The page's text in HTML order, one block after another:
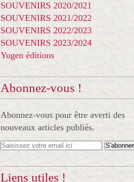
SOUVENIRS 2020/2021
SOUVENIRS 2021/2022
SOUVENIRS 2022/2023
SOUVENIRS 2023/2024
Yugen éditions
Abonnez-vous !
Abonnez-vous pour être averti des
nouveaux articles publiés.
Liens utiles !